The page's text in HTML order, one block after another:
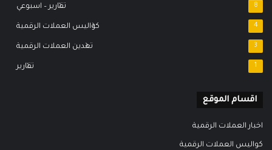
تقارير – اسبوعي 8
كواليس العملات الرقمية 4
تعدين العملات الرقمية 3
تقارير 1
اقسام الموقع
اخبار العملات الرقمية
كواليس العملات الرقمية